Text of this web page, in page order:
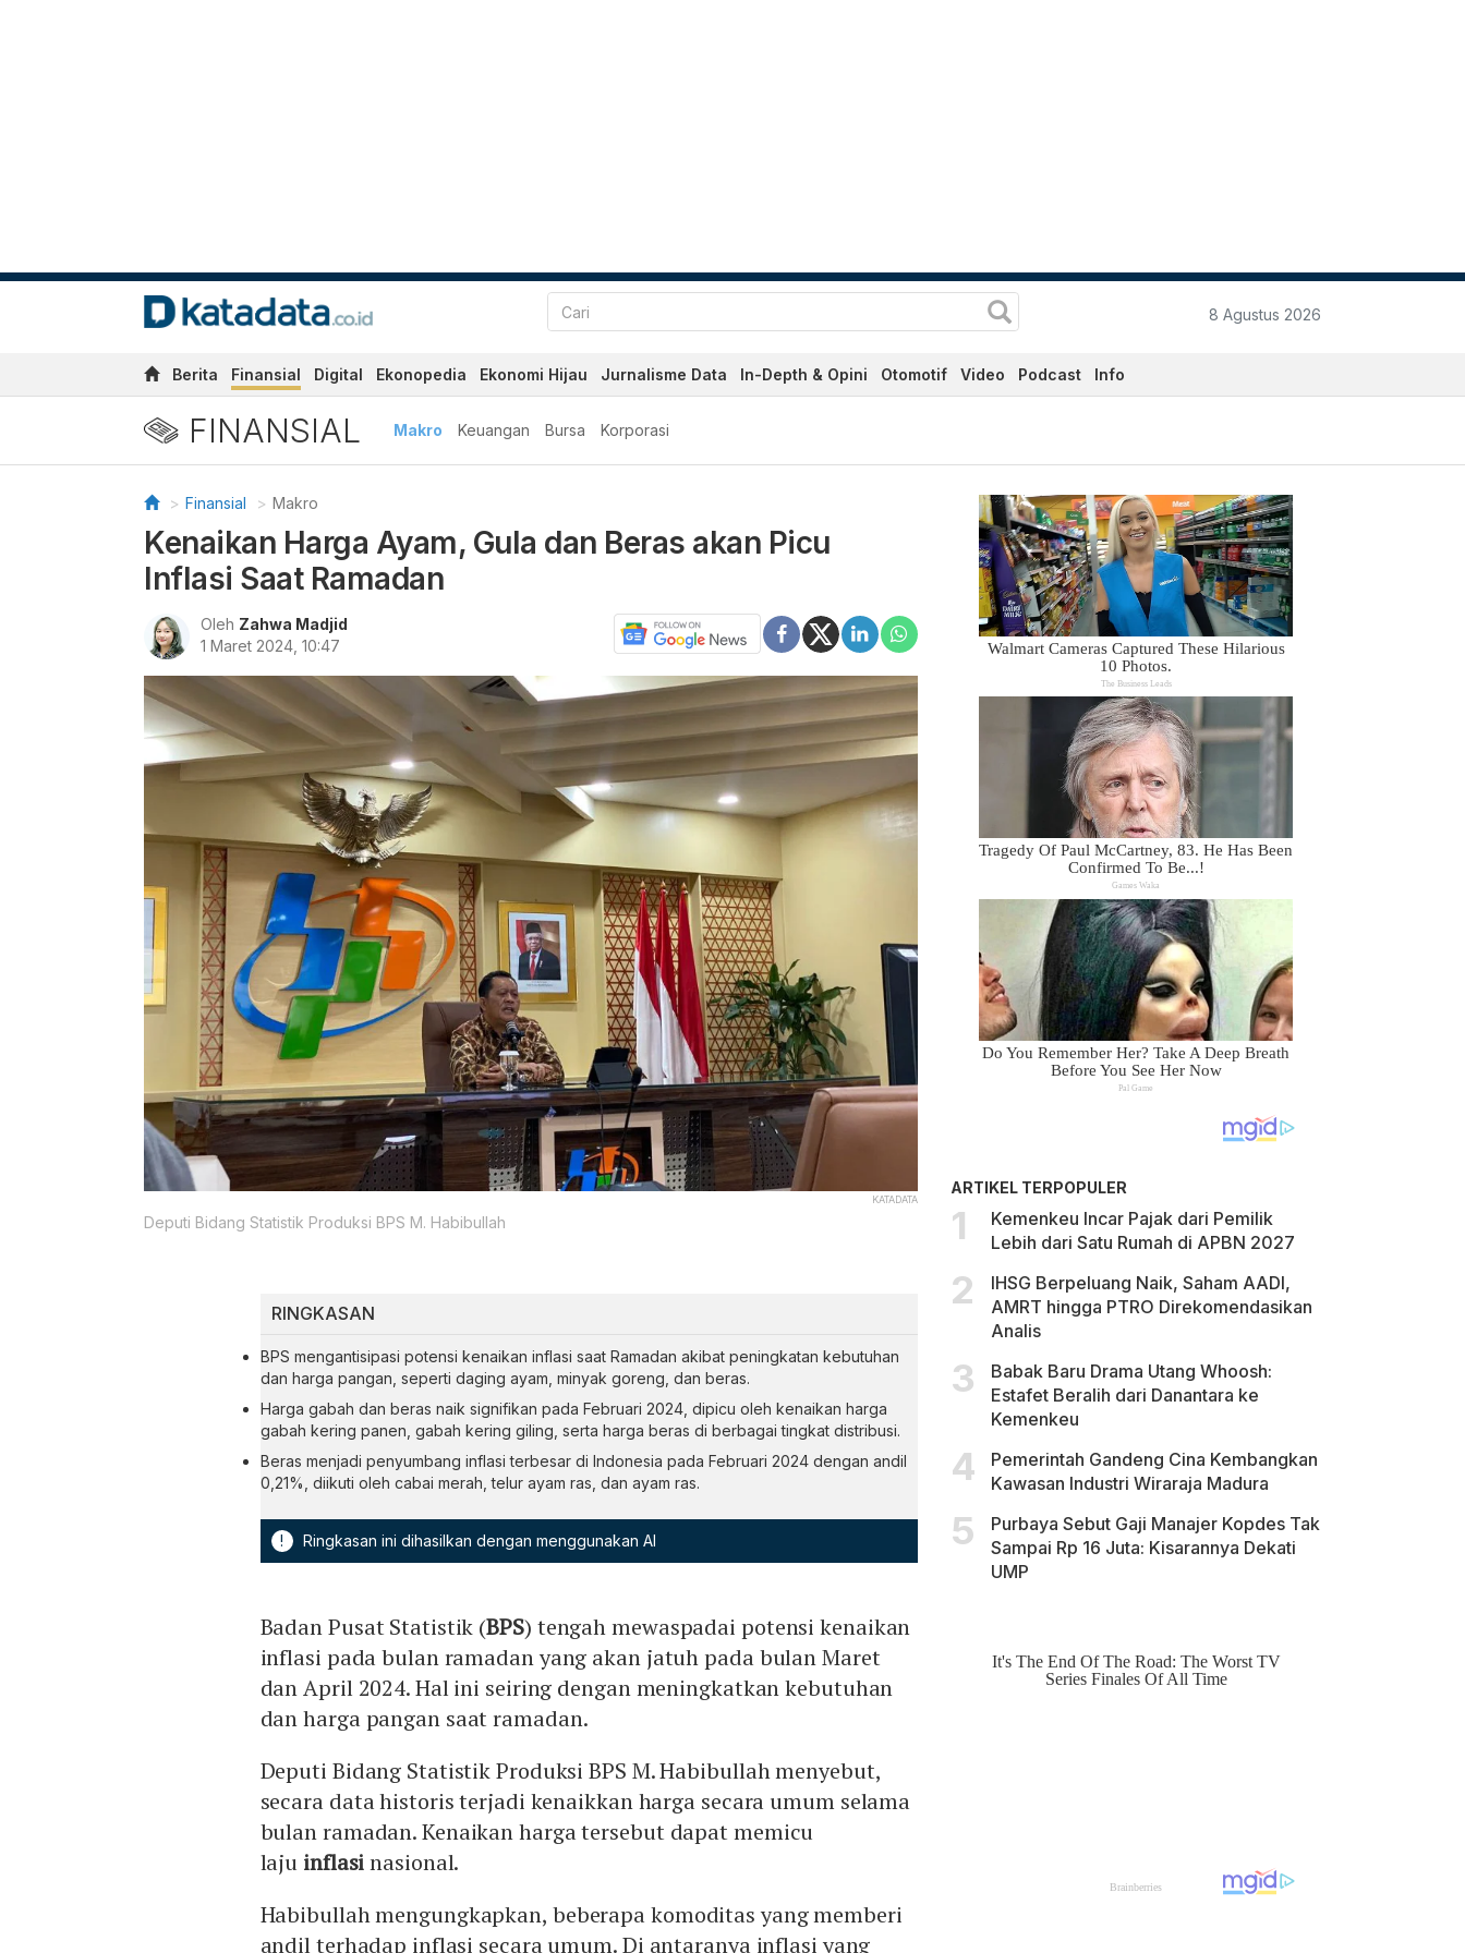
8 Agustus 2026
Berita Finansial Digital Ekonopedia Ekonomi Hijau Jurnalisme Data In-Depth & Opini Otomotif Video Podcast Info
FINANSIAL Makro Keuangan Bursa Korporasi
Finansial Makro
Kenaikan Harga Ayam, Gula dan Beras akan Picu
Inflasi Saat Ramadan
Oleh Zahwa Madjid
1 Maret 2024, 10:47
KATADATA
Deputi Bidang Statistik Produksi BPS M. Habibullah
RINGKASAN
BPS mengantisipasi potensi kenaikan inflasi saat Ramadan akibat peningkatan kebutuhan
dan harga pangan, seperti daging ayam, minyak goreng, dan beras.
Harga gabah dan beras naik signifikan pada Februari 2024, dipicu oleh kenaikan harga
gabah kering panen, gabah kering giling, serta harga beras di berbagai tingkat distribusi.
Beras menjadi penyumbang inflasi terbesar di Indonesia pada Februari 2024 dengan andil
0,21%, diikuti oleh cabai merah, telur ayam ras, dan ayam ras.
! Ringkasan ini dihasilkan dengan menggunakan AI
Badan Pusat Statistik (BPS) tengah mewaspadai potensi kenaikan
inflasi pada bulan ramadan yang akan jatuh pada bulan Maret
dan April 2024. Hal ini seiring dengan meningkatkan kebutuhan
dan harga pangan saat ramadan.
Deputi Bidang Statistik Produksi BPS M. Habibullah menyebut,
secara data historis terjadi kenaikkan harga secara umum selama
bulan ramadan. Kenaikan harga tersebut dapat memicu
laju inflasinasional.
Habibullah mengungkapkan, beberapa komoditas yang memberi
andil terhadap inflasi secara umum. Di antaranya inflasi yang
ARTIKEL TERPOPULER
Kemenkeu Incar Pajak dari Pemilik
Lebih dari Satu Rumah di APBN 2027
IHSG Berpeluang Naik, Saham AADI,
AMRT hingga PTRO Direkomendasikan
Analis
Babak Baru Drama Utang Whoosh:
Estafet Beralih dari Danantara ke
Kemenkeu
Pemerintah Gandeng Cina Kembangkan
Kawasan Industri Wiraraja Madura
Purbaya Sebut Gaji Manajer Kopdes Tak
Sampai Rp 16 Juta: Kisarannya Dekati
UMP